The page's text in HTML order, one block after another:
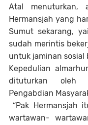
Atal menuturkan,
Hermansjah yang
Sumut sekarang,
sudah merintis
untuk jaminan sosial
Kepedulian
dituturkan oleh
Pengabdian
“Pak Hermansjah
wartawan-